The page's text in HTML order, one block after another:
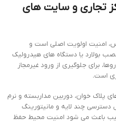
تجاری و سایت های
امنیت اولویت اصلی است و
بولارد یا دستگاه های هیدرولیک
برای جلوگیری از ورود غیرمجاز
است.
پلاک خوان، دوربین مداربسته و نرم
دسترسی چند لایه و مانیتورینگ
باعث می شود امنیت محیط حفظ